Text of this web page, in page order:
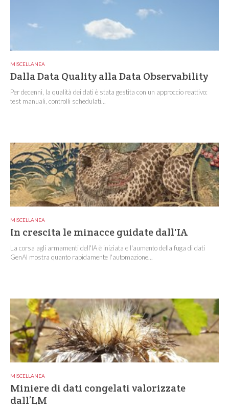
MISCELLANEA
Dalla Data Quality alla Data Observability
Per decenni, la qualità dei dati è stata gestita con un approccio reattivo:
test manuali, controlli schedulati...
MISCELLANEA
In crescita le minacce guidate dall'IA
La corsa agli armamenti dell'IA è iniziata e l'aumento della fuga di dati
GenAI mostra quanto rapidamente l'automazione...
MISCELLANEA
Miniere di dati congelati valorizzate
dall’LM